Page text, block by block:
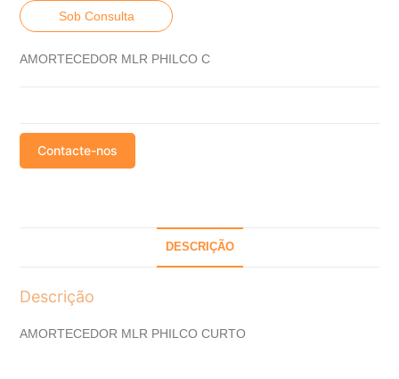
Sob Consulta
AMORTECEDOR MLR PHILCO C
Contacte-nos
DESCRIÇÃO
Descrição
AMORTECEDOR MLR PHILCO CURTO